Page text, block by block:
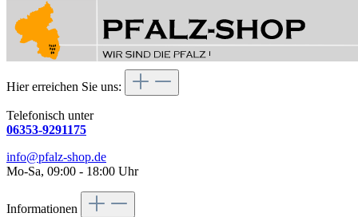
Hier erreichen Sie uns:
Telefonisch unter
06353-9291175
info@pfalz-shop.de
Mo-Sa, 09:00 - 18:00 Uhr
Informationen